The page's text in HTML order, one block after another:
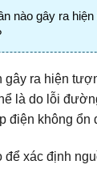
nào gây ra
gây ra hiện
là do lỗi
điện không ổn
để xác định